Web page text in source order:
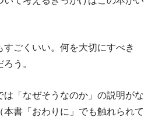
ごくいい。何を大切にすべき
う。
は「なぜそうなのか」の説明がな
本書「おわりに」でも触れられて